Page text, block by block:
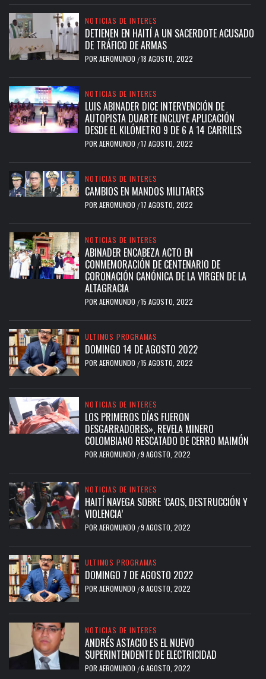
NOTICIAS DE INTERES
DETIENEN EN HAITÍ A UN SACERDOTE ACUSADO
DE TRÁFICO DE ARMAS
POR AEROMUNDO /18 AGOSTO, 2022
NOTICIAS DE INTERES
LUIS ABINADER DICE INTERVENCIÓN DE
AUTOPISTA DUARTE INCLUYE APLICACIÓN
DESDE EL KILÓMETRO 9 DE 6 A 14 CARRILES
POR AEROMUNDO /17 AGOSTO, 2022
NOTICIAS DE INTERES
CAMBIOS EN MANDOS MILITARES
POR AEROMUNDO /17 AGOSTO, 2022
NOTICIAS DE INTERES
ABINADER ENCABEZA ACTO EN
CONMEMORACIÓN DE CENTENARIO DE
CORONACIÓN CANÓNICA DE LA VIRGEN DE LA
ALTAGRACIA
POR AEROMUNDO /15 AGOSTO, 2022
ULTIMOS PROGRAMAS
DOMINGO 14 DE AGOSTO 2022
POR AEROMUNDO /15 AGOSTO, 2022
NOTICIAS DE INTERES
LOS PRIMEROS DÍAS FUERON
DESGARRADORES», REVELA MINERO
COLOMBIANO RESCATADO DE CERRO MAIMÓN
POR AEROMUNDO /9 AGOSTO, 2022
NOTICIAS DE INTERES
HAITÍ NAVEGA SOBRE ‘CAOS, DESTRUCCIÓN Y
VIOLENCIA’
POR AEROMUNDO /9 AGOSTO, 2022
ULTIMOS PROGRAMAS
DOMINGO 7 DE AGOSTO 2022
POR AEROMUNDO /8 AGOSTO, 2022
NOTICIAS DE INTERES
ANDRÉS ASTACIO ES EL NUEVO
SUPERINTENDENTE DE ELECTRICIDAD
POR AEROMUNDO /6 AGOSTO, 2022